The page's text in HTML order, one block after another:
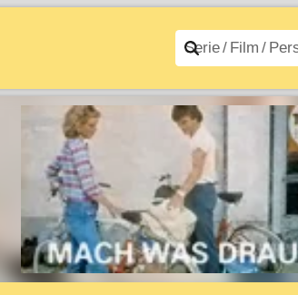
Filme A–Z